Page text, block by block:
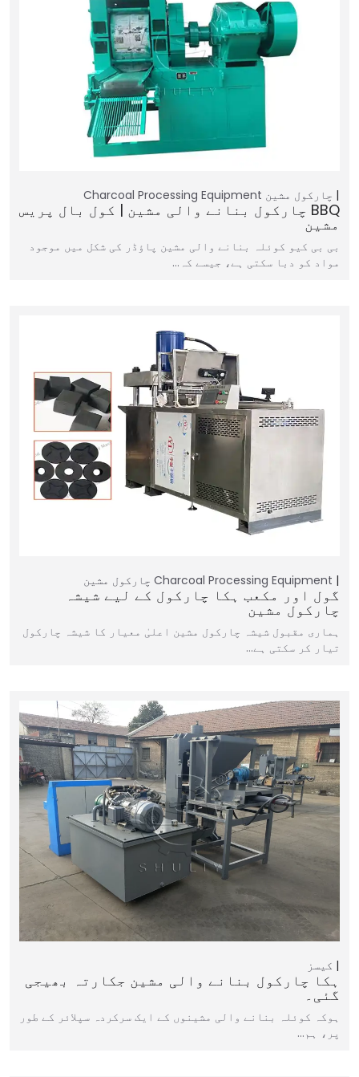
چارکول مشین Charcoal Processing Equipment
BBQ چارکول بنانے والی مشین | کول بال پریس
مشین
بی بی کیو کوئلہ بنانے والی مشین پاؤڈر کی شکل میں موجود
مواد کو دبا سکتی ہے، جیسے کہ…
Charcoal Processing Equipment چارکول مشین
گول اور مکعب ہکا چارکول کے لیے شیشہ
چارکول مشین
ہماری مقبول شیشہ چارکول مشین اعلیٰ معیار کا شیشہ چارکول
تیار کر سکتی ہے…
کیسز
ہکا چارکول بنانے والی مشین جکارتہ بھیجی
گئی۔
ہوکہ کوئلہ بنانے والی مشینوں کے ایک سرکردہ سپلائر کے طور
پر، ہم…